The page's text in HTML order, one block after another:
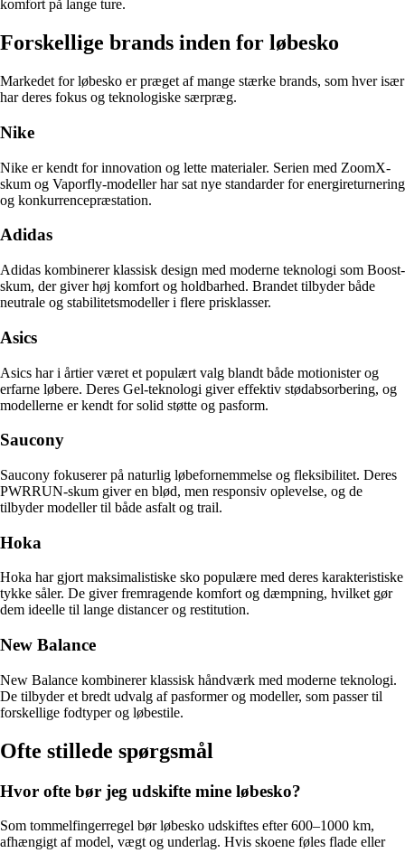
komfort på lange ture.
Forskellige brands inden for løbesko
Markedet for løbesko er præget af mange stærke brands, som hver især
har deres fokus og teknologiske særpræg.
Nike
Nike er kendt for innovation og lette materialer. Serien med ZoomX-
skum og Vaporfly-modeller har sat nye standarder for energireturnering
og konkurrencepræstation.
Adidas
Adidas kombinerer klassisk design med moderne teknologi som Boost-
skum, der giver høj komfort og holdbarhed. Brandet tilbyder både
neutrale og stabilitetsmodeller i flere prisklasser.
Asics
Asics har i årtier været et populært valg blandt både motionister og
erfarne løbere. Deres Gel-teknologi giver effektiv stødabsorbering, og
modellerne er kendt for solid støtte og pasform.
Saucony
Saucony fokuserer på naturlig løbefornemmelse og fleksibilitet. Deres
PWRRUN-skum giver en blød, men responsiv oplevelse, og de
tilbyder modeller til både asfalt og trail.
Hoka
Hoka har gjort maksimalistiske sko populære med deres karakteristiske
tykke såler. De giver fremragende komfort og dæmpning, hvilket gør
dem ideelle til lange distancer og restitution.
New Balance
New Balance kombinerer klassisk håndværk med moderne teknologi.
De tilbyder et bredt udvalg af pasformer og modeller, som passer til
forskellige fodtyper og løbestile.
Ofte stillede spørgsmål
Hvor ofte bør jeg udskifte mine løbesko?
Som tommelfingerregel bør løbesko udskiftes efter 600–1000 km,
afhængigt af model, vægt og underlag. Hvis skoene føles flade eller